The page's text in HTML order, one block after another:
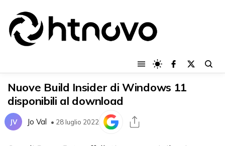
Nuove Build Insider di Windows 11
disponibili al download
JV Jo Val • 28 luglio 2022